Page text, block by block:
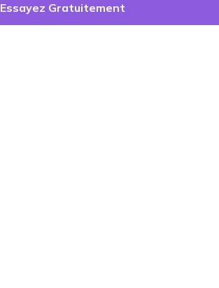
Essayez Gratuitement